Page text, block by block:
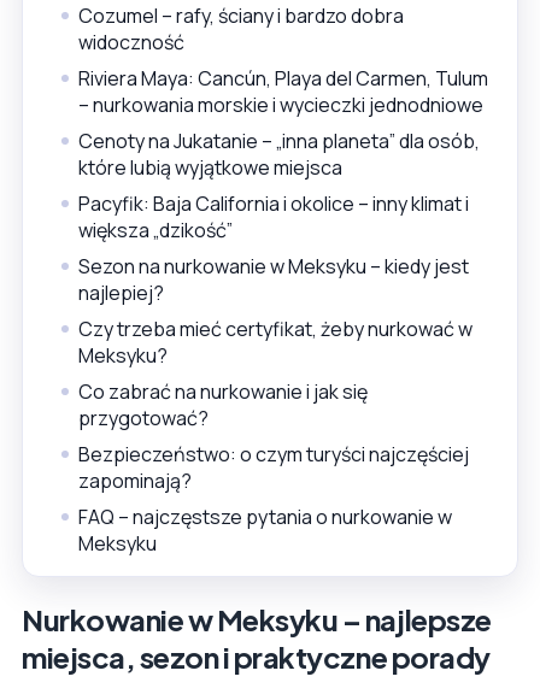
Cozumel – rafy, ściany i bardzo dobra
widoczność
Riviera Maya: Cancún, Playa del Carmen, Tulum
– nurkowania morskie i wycieczki jednodniowe
Cenoty na Jukatanie – „inna planeta” dla osób,
które lubią wyjątkowe miejsca
Pacyfik: Baja California i okolice – inny klimat i
większa „dzikość”
Sezon na nurkowanie w Meksyku – kiedy jest
najlepiej?
Czy trzeba mieć certyfikat, żeby nurkować w
Meksyku?
Co zabrać na nurkowanie i jak się
przygotować?
Bezpieczeństwo: o czym turyści najczęściej
zapominają?
FAQ – najczęstsze pytania o nurkowanie w
Meksyku
Nurkowanie w Meksyku – najlepsze
miejsca, sezon i praktyczne porady